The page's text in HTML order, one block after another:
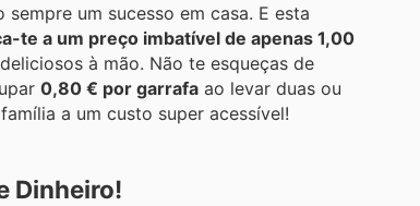
sempre um sucesso em casa. E esta
te a um preço imbatível de apenas 1,00
à mão. Não te esqueças de
0,80 € por garrafa ao levar duas ou
a um custo super acessível!
Dinheiro!